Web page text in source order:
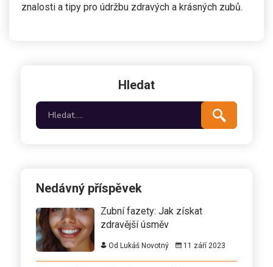
znalosti a tipy pro údržbu zdravých a krásných zubů.
Hledat
Nedávný příspěvek
Zubní fazety: Jak získat
zdravější úsměv
Od Lukáš Novotný 11 září 2023